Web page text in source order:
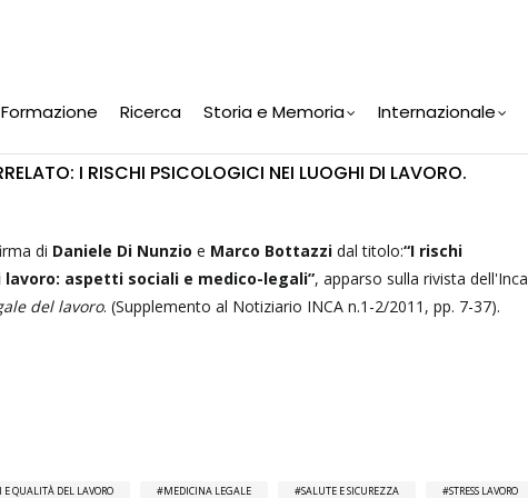
Formazione Ricerca Storia e Memoria Internazionale
I RISCHI PSICOLOGICI NEI LUOGHI DI LAVORO.
di Daniele Di Nunzio e Marco Bottazzi dal titolo:“I rischi
aspetti sociali e medico-legali”, apparso sulla rivista dell'Inca
del lavoro. (Supplemento al Notiziario INCA n.1-2/2011, pp. 7-37).
QUALITÀ DEL LAVORO MEDICINA LEGALE SALUTE E SICUREZZA STRESS LAVORO